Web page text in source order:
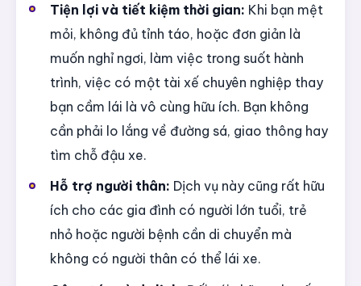
Tiện lợi và tiết kiệm thời gian: Khi bạn mệt
mỏi, không đủ tỉnh táo, hoặc đơn giản là
muốn nghỉ ngơi, làm việc trong suốt hành
trình, việc có một tài xế chuyên nghiệp thay
bạn cầm lái là vô cùng hữu ích. Bạn không
cần phải lo lắng về đường sá, giao thông hay
tìm chỗ đậu xe.
Hỗ trợ người thân: Dịch vụ này cũng rất hữu
ích cho các gia đình có người lớn tuổi, trẻ
nhỏ hoặc người bệnh cần di chuyển mà
không có người thân có thể lái xe.